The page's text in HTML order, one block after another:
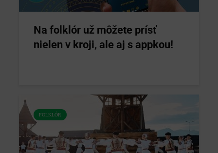
Na folklór už môžete prísť
nielen v kroji, ale aj s appkou!
FOLKLÓR